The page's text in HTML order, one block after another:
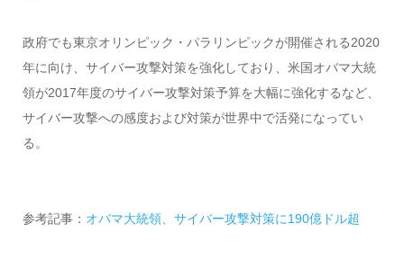
政府でも東京オリンピック・パラリンピックが開催される2020
年に向け、サイバー攻撃対策を強化しており、米国オバマ大統
領が2017年度のサイバー攻撃対策予算を大幅に強化するなど、
サイバー攻撃への感度および対策が世界中で活発になってい
る。
参考記事： オバマ大統領、サイバー攻撃対策に190億ドル超